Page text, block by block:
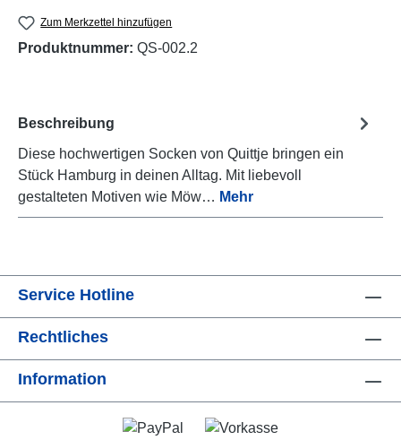
Zum Merkzettel hinzufügen
Produktnummer: QS-002.2
Beschreibung
Diese hochwertigen Socken von Quittje bringen ein
Stück Hamburg in deinen Alltag. Mit liebevoll
gestalteten Motiven wie Möw… Mehr
Service Hotline
Rechtliches
Information